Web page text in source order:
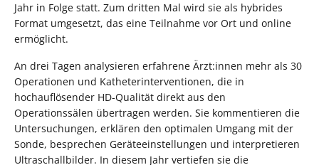
Jahr in Folge statt. Zum dritten Mal wird sie als hybrides
Format umgesetzt, das eine Teilnahme vor Ort und online
ermöglicht.
An drei Tagen analysieren erfahrene Ärzt:innen mehr als 30
Operationen und Katheterinterventionen, die in
hochauflösender HD-Qualität direkt aus den
Operationssälen übertragen werden. Sie kommentieren die
Untersuchungen, erklären den optimalen Umgang mit der
Sonde, besprechen Geräteeinstellungen und interpretieren
Ultraschallbilder. In diesem Jahr vertiefen sie die